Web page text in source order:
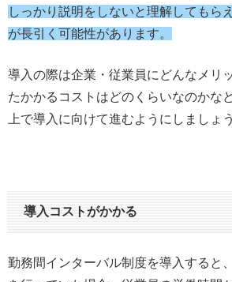
しっかり説明をしないと理解してもら
が長引く可能性があります。
導入の際は企業・従業員にどんなメリ
たかかるコストはどのくらいなのかな
上で導入に向けて進むようにしましょう
導入コストがかかる
勤務間インターバル制度を導入すると